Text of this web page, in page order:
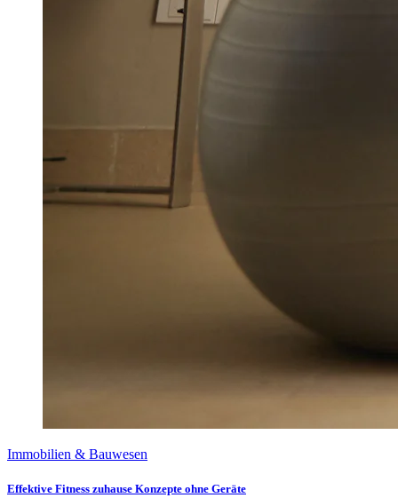
Immobilien & Bauwesen
Effektive Fitness zuhause Konzepte ohne Geräte